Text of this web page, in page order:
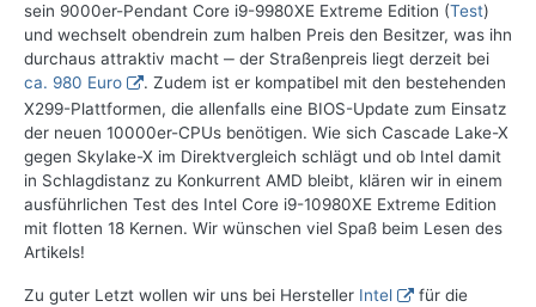
sein 9000er-Pendant Core i9-9980XE Extreme Edition (Test)
und wechselt obendrein zum halben Preis den Besitzer, was ihn
durchaus attraktiv macht ‒ der Straßenpreis liegt derzeit bei
ca. 980 Euro
. Zudem ist er kompatibel mit den bestehenden
X299-Plattformen, die allenfalls eine BIOS-Update zum Einsatz
der neuen 10000er-CPUs benötigen. Wie sich Cascade Lake-X
gegen Skylake-X im Direktvergleich schlägt und ob Intel damit
in Schlagdistanz zu Konkurrent AMD bleibt, klären wir in einem
ausführlichen Test des Intel Core i9-10980XE Extreme Edition
mit flotten 18 Kernen. Wir wünschen viel Spaß beim Lesen des
Artikels!
Zu guter Letzt wollen wir uns bei Hersteller Intel
für die